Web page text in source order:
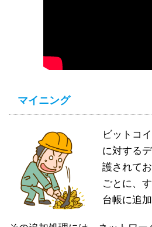
マイニング
ビットコ
に対する
護されて
ごとに、
台帳に追加